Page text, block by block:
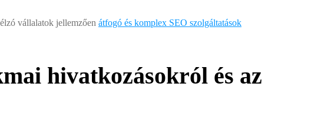
vállalatok jellemzően átfogó és komplex SEO szolgáltatások
hivatkozásokról és az